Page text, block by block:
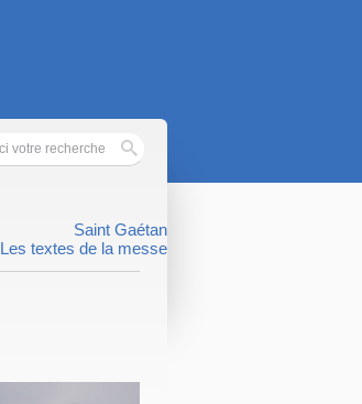
Saint Gaétan
Les textes de la messe